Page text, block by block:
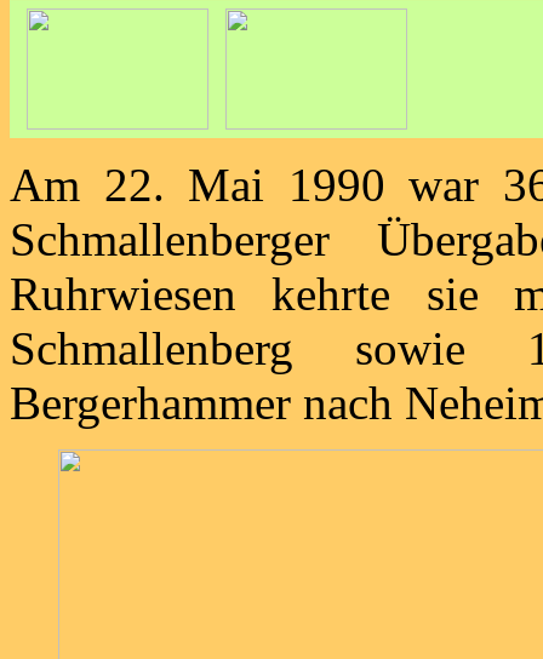
Am 22. Mai 1990 war
Schmallenberger
Ruhrwiesen kehrte sie
Schmallenberg
Bergerhammer nach